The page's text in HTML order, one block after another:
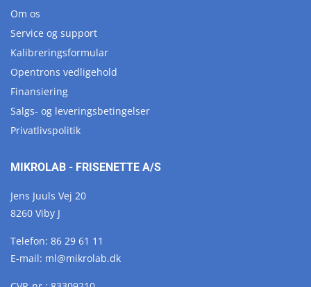
Om os
Service og support
Kalibreringsformular
Opentrons vedligehold
Finansiering
Salgs- og leveringsbetingelser
Privatlivspolitik
MIKROLAB - FRISENETTE A/S
Jens Juuls Vej 20
8260 Viby J
Telefon: 86 29 61 11
E-mail: ml@mikrolab.dk